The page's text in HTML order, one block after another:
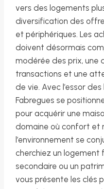
vers des logements
diversification des
et périphériques. Les
doivent désormais
modérée des prix, une
transactions et une
de vie. Avec l’essor
Fabregues se
pour acquérir une
domaine où confort et
l’environnement se
cherchiez un logement
secondaire ou un
vous présente les clés